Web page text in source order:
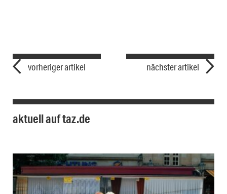
vorheriger artikel nächster artikel
aktuell auf taz.de